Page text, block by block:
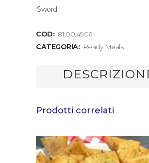
Sword
COD: 81.00.4906
CATEGORIA: Ready Meals
Prodotti correlati